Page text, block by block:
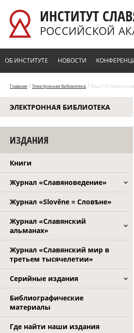
ИНСТИТУТ
РОССИЙСКОЙ
ОБ ИНСТИТУТЕ НОВОСТИ
Главная / Электронная библиотека / Арш Г.Л. Русско-
ЭЛЕКТРОННАЯ БИБЛИОТЕКА
ИЗДАНИЯ
Книги
Журнал «Славяноведение»
Журнал «Slověne = Словѣне»
Журнал «Славянский
альманах»
Журнал «Славянский мир в
третьем тысячелетии»
Серийные издания
Библиографические
материалы
Где найти наши издания